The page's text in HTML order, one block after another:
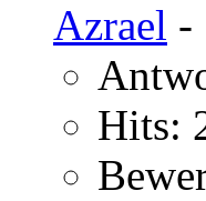
Azrael -
Hits: